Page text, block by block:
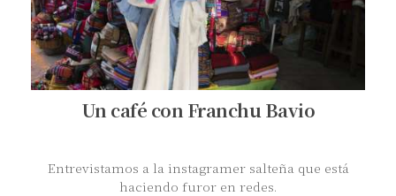
Un café con Franchu Bavio
Entrevistamos a la instagramer salteña que está
haciendo furor en redes.